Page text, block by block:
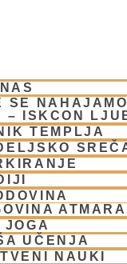
SE
– ISKCON
TEMPLJA
JOGA
UČENJA
NAUKI
(7)